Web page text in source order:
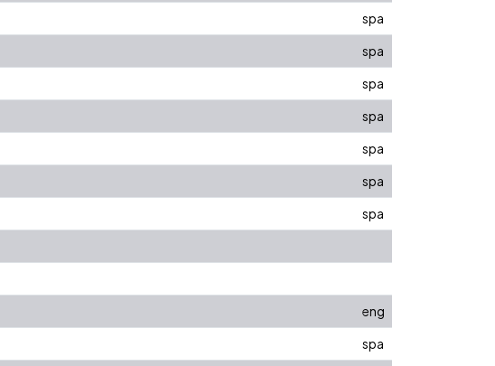
spa
spa
spa
spa
spa
spa
spa
eng
spa